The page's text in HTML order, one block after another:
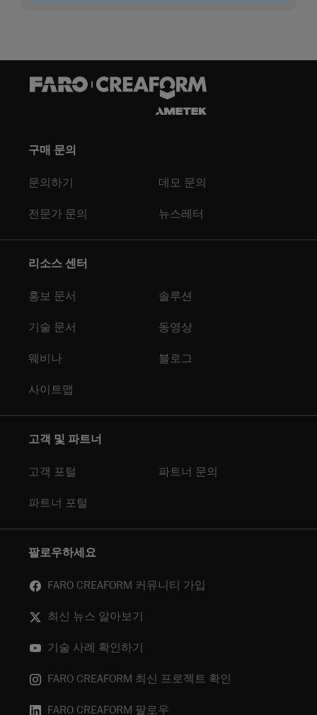
구매 문의
문의하기 데모 문의
전문가 문의 뉴스레터
리소스 센터
홍보 문서 솔루션
기술 문서 동영상
웨비나 블로그
사이트맵
고객 및 파트너
고객 포털 파트너 문의
파트너 포털
팔로우하세요
FARO CREAFORM 커뮤니티 가입
최신 뉴스 알아보기
기술 사례 확인하기
FARO CREAFORM 최신 프로젝트 확인
FARO CREAFORM 팔로우